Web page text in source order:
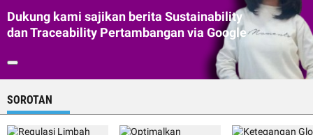
Dukung kami sajikan berita Sustainability
dan Traceability Pertambangan via Google
SOROTAN